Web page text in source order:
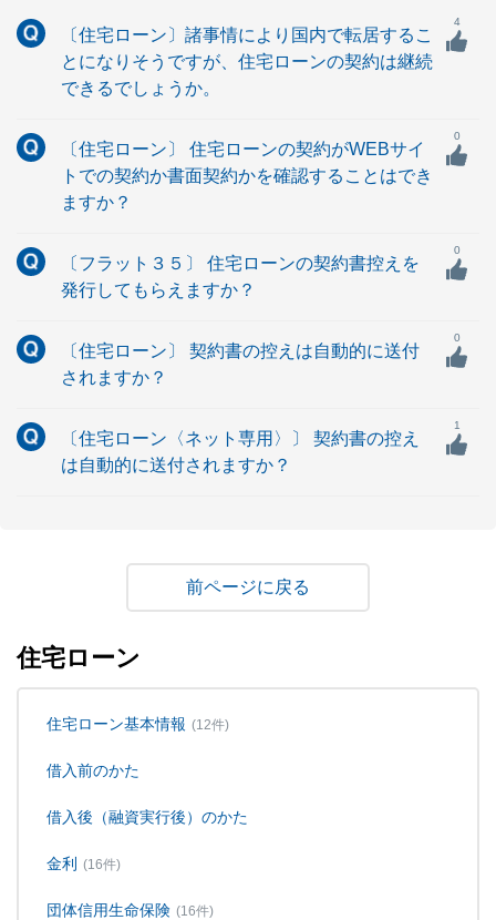
〔住宅ローン〕諸事情により国内で転居するこ
とになりそうですが、住宅ローンの契約は継続
できるでしょうか。
4
〔住宅ローン〕 住宅ローンの契約がWEBサイ
トでの契約か書面契約かを確認することはでき
ますか？
0
〔フラット３５〕 住宅ローンの契約書控えを
発行してもらえますか？
0
〔住宅ローン〕 契約書の控えは自動的に送付
されますか？
0
〔住宅ローン〈ネット専用〉〕 契約書の控え
は自動的に送付されますか？
1
戻る
住宅ローン
住宅ローン基本情報 (12件)
借入前のかた
借入後（融資実行後）のかた
金利 (16件)
団体信用生命保険 (16件)